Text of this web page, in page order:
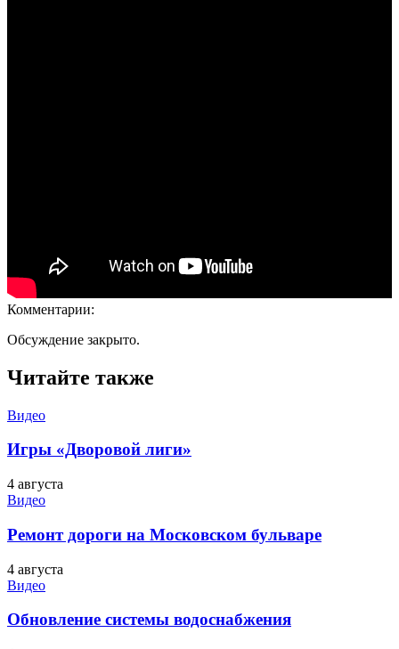
Комментарии:
Обсуждение закрыто.
Читайте также
Видео
Игры «Дворовой лиги»
4 августа
Видео
Ремонт дороги на Московском бульваре
4 августа
Видео
Обновление системы водоснабжения